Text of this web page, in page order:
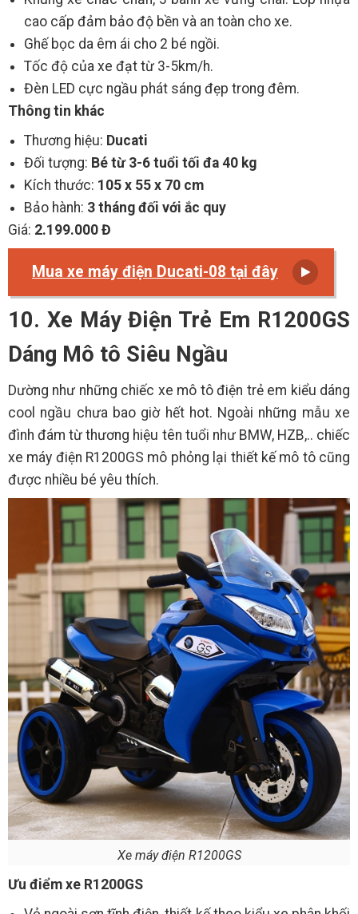
cao cấp đảm bảo độ bền và an toàn cho xe.
Ghế bọc da êm ái cho 2 bé ngồi.
Tốc độ của xe đạt từ 3-5km/h.
Đèn LED cực ngầu phát sáng đẹp trong đêm.
Thông tin khác
Thương hiệu: Ducati
Đối tượng: Bé từ 3-6 tuổi tối đa 40 kg
Kích thước: 105 x 55 x 70 cm
Bảo hành: 3 tháng đối với ắc quy
Giá: 2.199.000 Đ
Mua xe máy điện Ducati-08 tại đây
10. Xe Máy Điện Trẻ Em R1200GS
Dáng Mô tô Siêu Ngầu
Dường như những chiếc xe mô tô điện trẻ em kiểu dáng
cool ngầu chưa bao giờ hết hot. Ngoài những mẫu xe
đình đám từ thương hiệu tên tuổi như BMW, HZB,.. chiếc
xe máy điện R1200GS mô phỏng lại thiết kế mô tô cũng
được nhiều bé yêu thích.
Xe máy điện R1200GS
Ưu điểm xe R1200GS